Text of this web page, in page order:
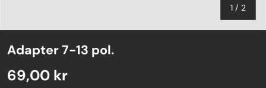
1 / af
2
Adapter 7-13 pol.
69,00 kr